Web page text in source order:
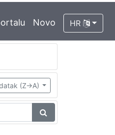
Novo HR
(Z->A)